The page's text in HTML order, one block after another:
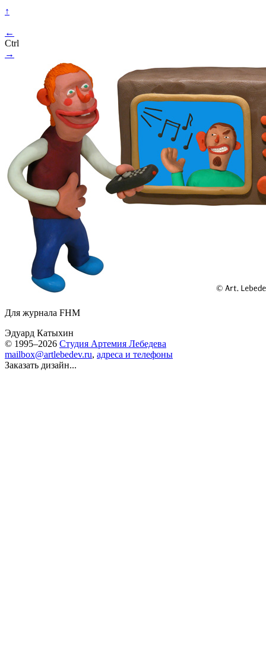
↑
←
Ctrl
→
Для журнала FHM
Эдуард Катыхин
© 1995–2026 Студия Артемия Лебедева
mailbox@artlebedev.ru, адреса и телефоны
Заказать дизайн...